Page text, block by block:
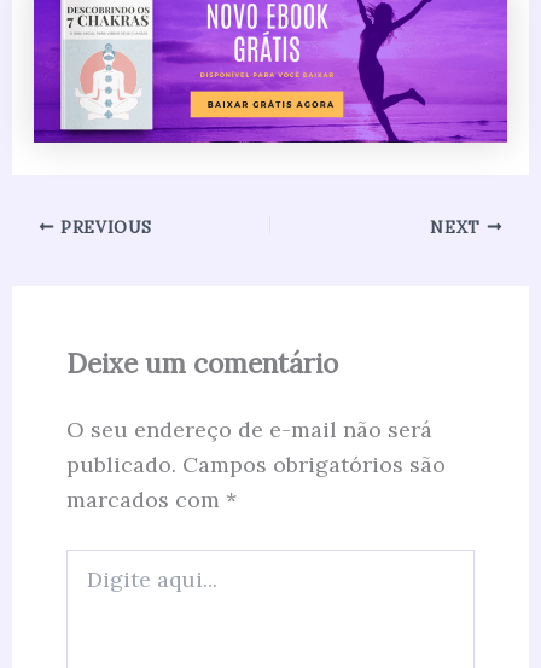
PREVIOUS NEXT
Deixe um comentário
O seu endereço de e-mail não será
publicado. Campos obrigatórios são
marcados com *
aqui...